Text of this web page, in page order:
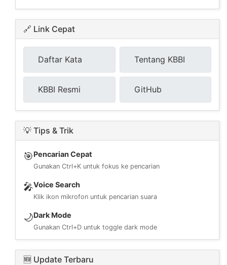
🔗 Link Cepat
Daftar Kata Tentang KBBI
KBBI Resmi GitHub
💡 Tips & Trik
🎯Pencarian Cepat
Gunakan Ctrl+K untuk fokus ke pencarian
🎤Voice Search
Klik ikon mikrofon untuk pencarian suara
🌙Dark Mode
Gunakan Ctrl+D untuk toggle dark mode
🆕 Update Terbaru